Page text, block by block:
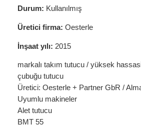
Durum: Kullanılmış
Üretici firma: Oesterle
İnşaat yılı: 2015
markalı takım tutucu / yüksek
çubuğu tutucu
Üretici: Oesterle + Partner GbR /
Uyumlu makineler
Alet tutucu
BMT 55